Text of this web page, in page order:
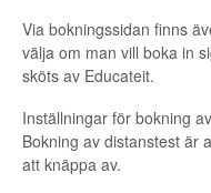
Via bokningssidan finns
välja om man vill boka in
sköts av Educateit.
Inställningar för bokning av
Bokning av distanstest är
att knäppa av.